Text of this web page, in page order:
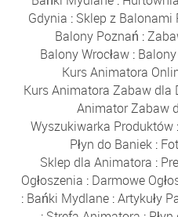
Gdynia : Sklep z Balonami
Balony Poznań :
Balony Wrocław :
Kurs Animatora
Kurs Animatora Zabaw dla
Animator Zabaw
Wyszukiwarka Produktów :
Płyn do Baniek:
Sklep dla Animatora :
Ogłoszenia : Darmowe
: Bańki Mydlane :Artykuły